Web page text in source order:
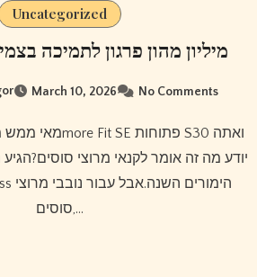
Uncategorized
5 מיליון מהון פרגון לתמיכה
March 10, 2026 No Comments
מאי ממש מעבר לפינה, אוזניות 1more Fit SE פתוחות S30 ואתה
יודע מה זה אומר לקנאי מרוצי סוסים?הגיע
סוסים,…